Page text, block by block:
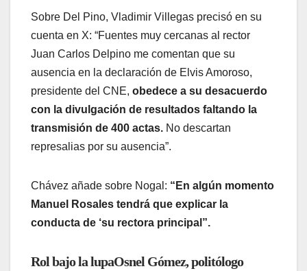
Sobre Del Pino, Vladimir Villegas precisó en su
cuenta en X: “Fuentes muy cercanas al rector
Juan Carlos Delpino me comentan que su
ausencia en la declaración de Elvis Amoroso,
presidente del CNE, obedece a su desacuerdo
con la divulgación de resultados faltando la
transmisión de 400 actas. No descartan
represalias por su ausencia”.
Chávez añade sobre Nogal: “En algún momento
Manuel Rosales tendrá que explicar la
conducta de ‘su rectora principal”.
Rol bajo la lupaOsnel Gómez, politólogo